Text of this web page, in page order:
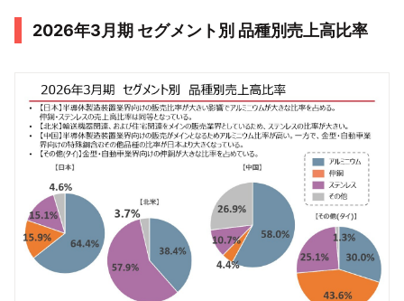
2026年3月期 セグメント別 品種別売上高比率